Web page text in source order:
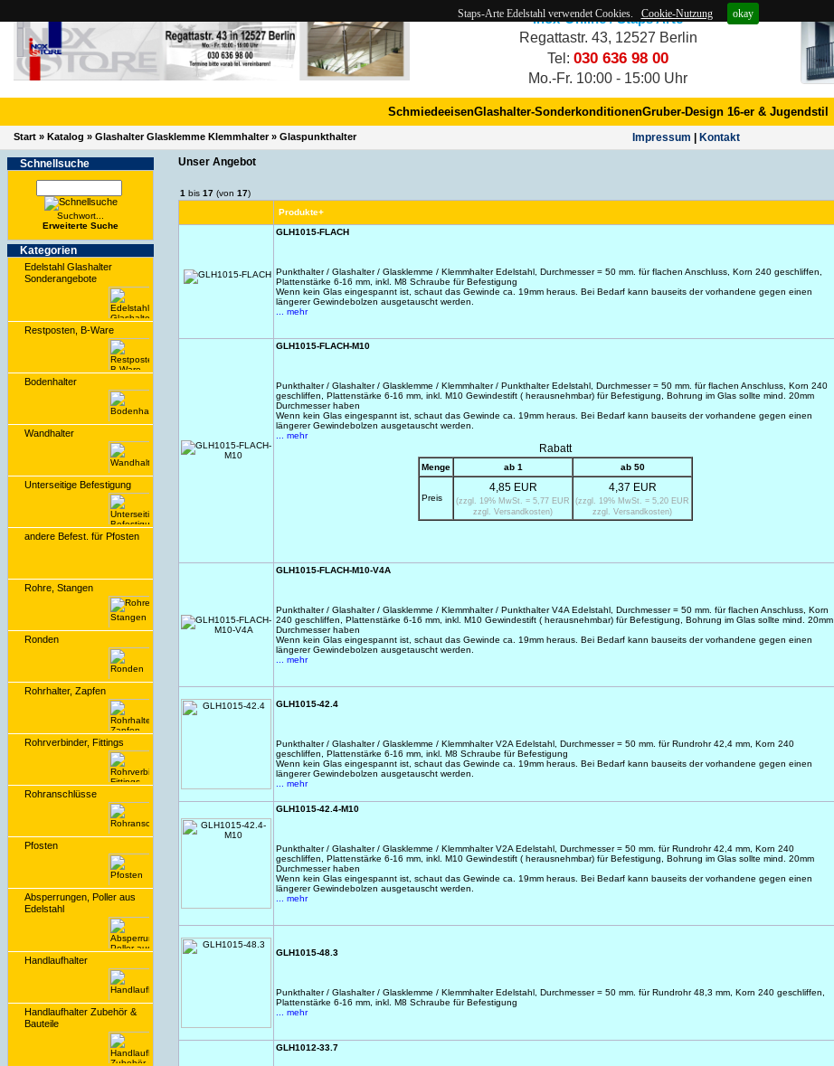
Staps-Arte Edelstahl verwendet Cookies. Cookie-Nutzung okay
Inox-Online / Staps Arte
Regattastr. 43, 12527 Berlin
Tel: 030 636 98 00
Mo.-Fr. 10:00 - 15:00 Uhr
SchmiedeeisenGlashalter-SonderkonditionenGruber-Design 16-er & Jugendstil
Start » Katalog » Glashalter Glasklemme Klemmhalter» Glaspunkthalter Impres­sum Kontakt
Schnell­suche
Suchwort...
Erwei­terte Suche
Kate­gorien
Edelstahl Glashalter
Sonderangebote
Restposten, B-Ware
Bodenhalter
Wandhalter
Unterseitige Befestigung
andere Befest. für Pfosten
Rohre, Stangen
Ronden
Rohrhalter, Zapfen
Rohrverbinder, Fittings
Rohranschlüsse
Pfosten
Absperrungen, Poller aus
Edelstahl
Handlaufhalter
Handlaufhalter Zubehör &
Bauteile
Unser Angebot
1 bis 17 (von 17)
Produkte+
GLH1015-FLACH
Punkthalter / Glashalter / Glasklemme / Klemmhalter Edelstahl, Durchmesser = 50 mm. für flachen Anschluss, Korn 240 geschliffen,
Plattenstärke 6-16 mm, inkl. M8 Schraube für Befestigung
Wenn kein Glas eingespannt ist, schaut das Gewinde ca. 19mm heraus. Bei Bedarf kann bauseits der vorhandene gegen einen
längerer Gewindebolzen ausgetauscht werden.
... mehr
GLH1015-FLACH-M10
Punkthalter / Glashalter / Glasklemme / Klemmhalter / Punkthalter Edelstahl, Durchmesser = 50 mm. für flachen Anschluss, Korn 240
geschliffen, Plattenstärke 6-16 mm, inkl. M10 Gewindestift ( herausnehmbar) für Befestigung, Bohrung im Glas sollte mind. 20mm
Durchmesser haben
Wenn kein Glas eingespannt ist, schaut das Gewinde ca. 19mm heraus. Bei Bedarf kann bauseits der vorhandene gegen einen
längerer Gewindebolzen ausgetauscht werden.
... mehr
Rabatt
Menge ab 1 ab 50
Preis
4,85 EUR
(zzgl. 19% MwSt. = 5,77 EUR
zzgl. Versandkosten)
4,37 EUR
(zzgl. 19% MwSt. = 5,20 EUR
zzgl. Versandkosten)
GLH1015-FLACH-M10-V4A
Punkthalter / Glashalter / Glasklemme / Klemmhalter / Punkthalter V4A Edelstahl, Durchmesser = 50 mm. für flachen Anschluss, Korn
240 geschliffen, Plattenstärke 6-16 mm, inkl. M10 Gewindestift ( herausnehmbar) für Befestigung, Bohrung im Glas sollte mind. 20mm
Durchmesser haben
Wenn kein Glas eingespannt ist, schaut das Gewinde ca. 19mm heraus. Bei Bedarf kann bauseits der vorhandene gegen einen
längerer Gewindebolzen ausgetauscht werden.
... mehr
GLH1015-42.4
Punkthalter / Glashalter / Glasklemme / Klemmhalter V2A Edelstahl, Durchmesser = 50 mm. für Rundrohr 42,4 mm, Korn 240
geschliffen, Plattenstärke 6-16 mm, inkl. M8 Schraube für Befestigung
Wenn kein Glas eingespannt ist, schaut das Gewinde ca. 19mm heraus. Bei Bedarf kann bauseits der vorhandene gegen einen
längerer Gewindebolzen ausgetauscht werden.
... mehr
GLH1015-42.4-M10
Punkthalter / Glashalter / Glasklemme / Klemmhalter V2A Edelstahl, Durchmesser = 50 mm. für Rundrohr 42,4 mm, Korn 240
geschliffen, Plattenstärke 6-16 mm, inkl. M10 Gewindestift ( herausnehmbar) für Befestigung, Bohrung im Glas sollte mind. 20mm
Durchmesser haben
Wenn kein Glas eingespannt ist, schaut das Gewinde ca. 19mm heraus. Bei Bedarf kann bauseits der vorhandene gegen einen
längerer Gewindebolzen ausgetauscht werden.
... mehr
GLH1015-48.3
Punkthalter / Glashalter / Glasklemme / Klemmhalter Edelstahl, Durchmesser = 50 mm. für Rundrohr 48,3 mm, Korn 240 geschliffen,
Plattenstärke 6-16 mm, inkl. M8 Schraube für Befestigung
... mehr
GLH1012-33.7